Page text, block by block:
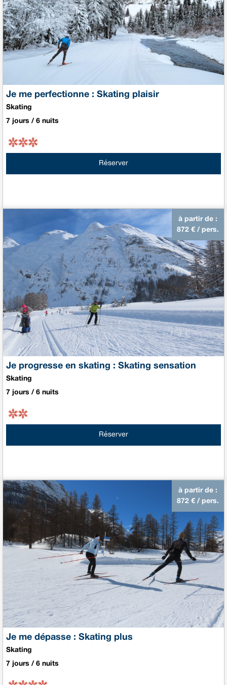
Je me perfectionne : Skating plaisir
Skating
7 jours / 6 nuits
Réserver
Je progresse en skating : Skating sensation
Skating
à partir de :
872 € / pers.
7 jours / 6 nuits
Réserver
Je me dépasse : Skating plus
Skating
à partir de :
872 € / pers.
7 jours / 6 nuits